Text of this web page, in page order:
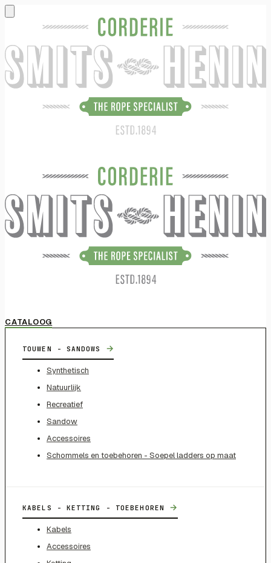
CATALOOG
TOUWEN - SANDOWS →
Synthetisch
Natuurlijk
Recreatief
Sandow
Accessoires
Schommels en toebehoren - Soepel ladders op maat
KABELS - KETTING - TOEBEHOREN →
Kabels
Accessoires